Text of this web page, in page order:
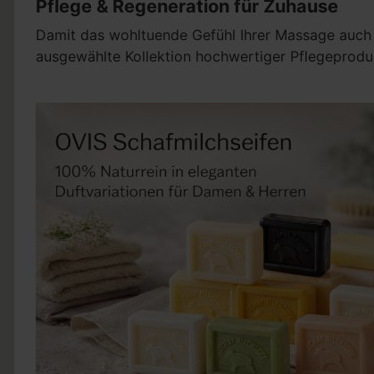
Pflege & Regeneration für Zuhause
Damit das wohltuende Gefühl Ihrer Massage
ausgewählte Kollektion hochwertiger